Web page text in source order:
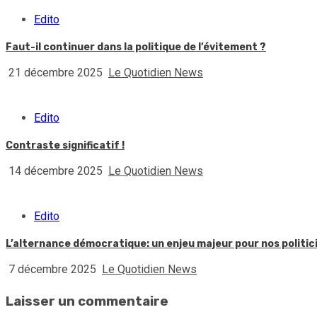
Edito
Faut-il continuer dans la politique de l’évitement ?
21 décembre 2025 Le Quotidien News
Edito
Contraste significatif !
14 décembre 2025 Le Quotidien News
Edito
L’alternance démocratique: un enjeu majeur pour nos
7 décembre 2025 Le Quotidien News
Laisser un commentaire